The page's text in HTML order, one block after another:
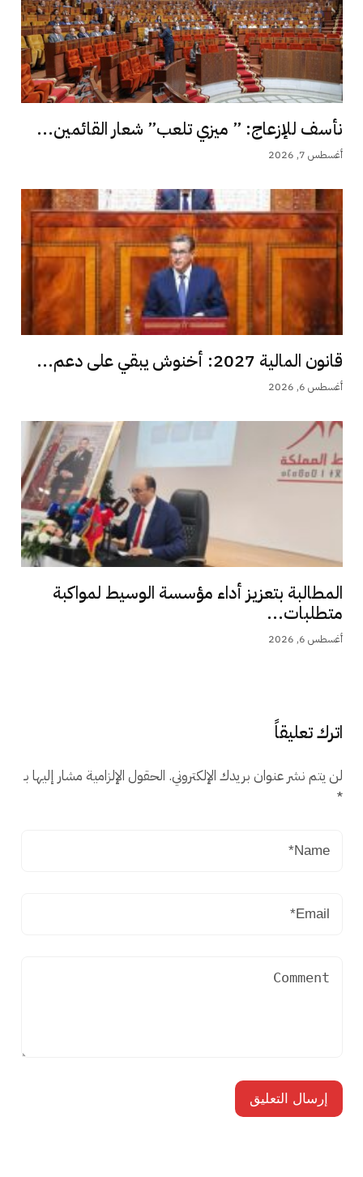
نأسف للإزعاج: ” ميزي تلعب” شعار القائمين...
أغسطس 7, 2026
قانون المالية 2027: أخنوش يبقي على دعم...
أغسطس 6, 2026
المطالبة بتعزيز أداء مؤسسة الوسيط لمواكبة
متطلبات...
أغسطس 6, 2026
اترك تعليقاً
لن يتم نشر عنوان بريدك الإلكتروني. الحقول الإلزامية مشار إليها بـ
*